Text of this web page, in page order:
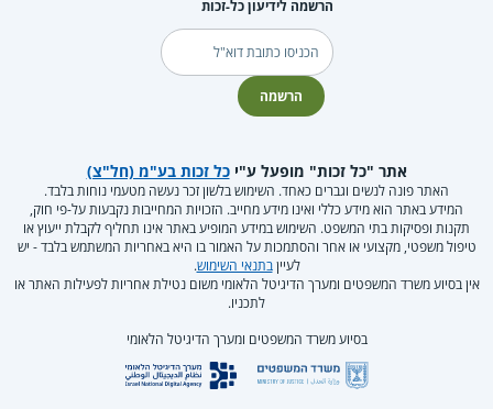
הרשמה לידיעון כל-זכות
דוא"ל
הרשמה
אתר "כל זכות" מופעל ע"יכל זכות בע"מ (חל"צ)
האתר פונה לנשים וגברים כאחד. השימוש בלשון זכר נעשה מטעמי נוחות בלבד.
המידע באתר הוא מידע כללי ואינו מידע מחייב. הזכויות המחייבות נקבעות על-פי חוק,
תקנות ופסיקות בתי המשפט. השימוש במידע המופיע באתר אינו תחליף לקבלת ייעוץ או
טיפול משפטי, מקצועי או אחר והסתמכות על האמור בו היא באחריות המשתמש בלבד - יש
לעייןבתנאי השימוש.
אין בסיוע משרד המשפטים ומערך הדיגיטל הלאומי משום נטילת אחריות לפעילות האתר או
לתכניו.
בסיוע משרד המשפטים ומערך הדיגיטל הלאומי